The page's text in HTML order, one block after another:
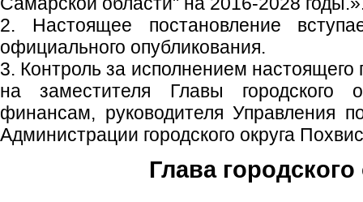
2. Настоящее постановление
официального опубликования.
3. Контроль за исполнением настоящего
на заместителя Главы городского
финансам, руководителя Управления
Администрации городского округа
Глава городского